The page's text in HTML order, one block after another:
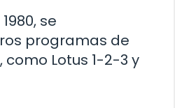
se
programas de
Lotus 1-2-3 y